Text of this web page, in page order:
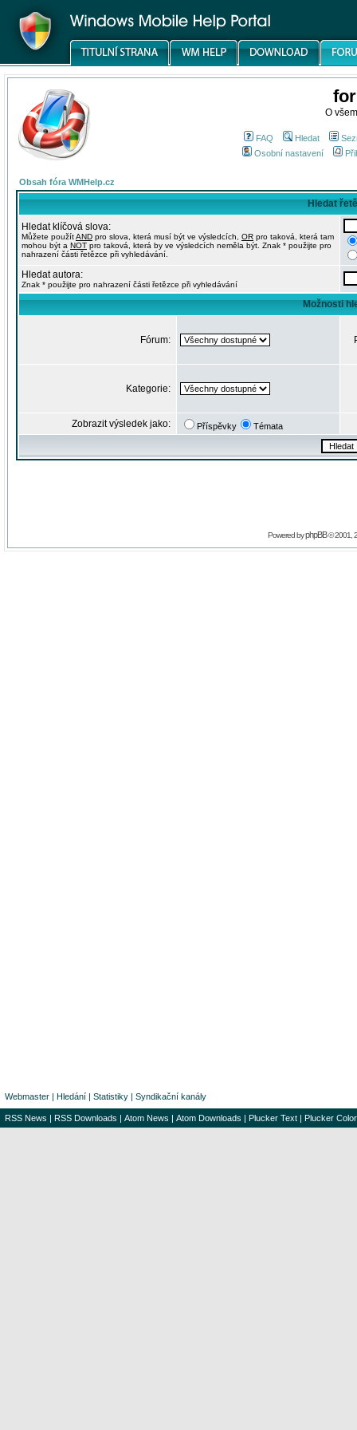
O
FAQ Hledat
Osobní nastavení
Obsah fóra WMHelp.cz
Hledat
Hledat klíčová slova:
Můžete použítAND pro slova, která musí být ve výsledcích, OR pro taková, která tam
mohou být a NOT pro taková, která by ve výsledcích neměla být. Znak * použijte pro
nahrazení části řetězce při vyhledávání.
Hledat autora:
Znak * použijte pro nahrazení části řetězce při vyhledávání
Možnosti
Fórum:
Kategorie:
Zobrazit výsledek jako: Příspěvky Témata
Powered byphpBB© 2001,
Webmaster | Hledání | Statistiky | Syndikační kanály
RSS News | RSS Downloads | Atom News | Atom Downloads | Plucker Text | Plucker Color